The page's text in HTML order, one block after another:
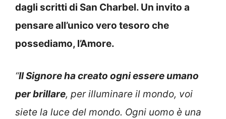
dagli scritti di San Charbel. Un invito a
pensare all’unico vero tesoro che
possediamo, l’Amore.
“Il Signore ha creato ogni essere umano
per brillare, per illuminare il mondo, voi
siete la luce del mondo. Ogni uomo è una